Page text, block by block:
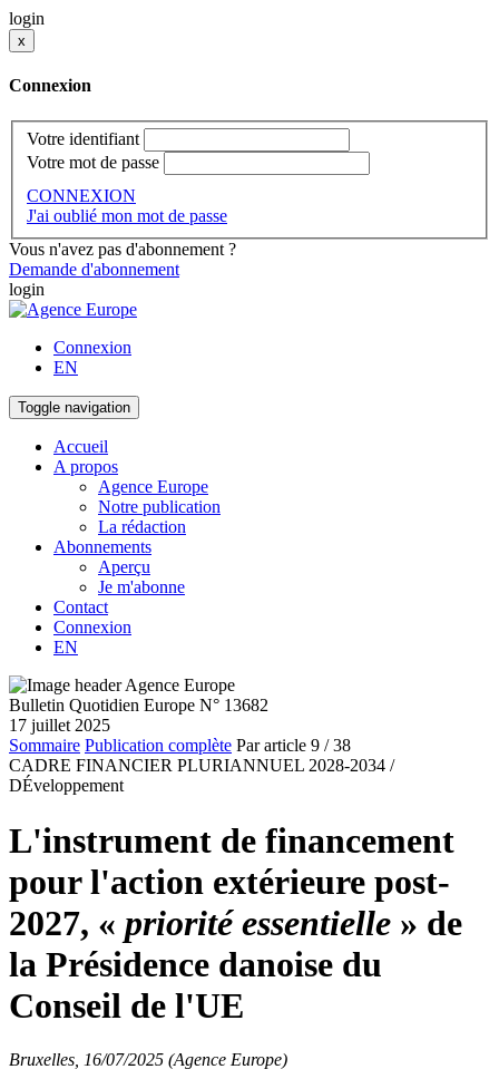
login
x
Connexion
Votre identifiant
Votre mot de passe
CONNEXION
J'ai oublié mon mot de passe
Vous n'avez pas d'abonnement ?
Demande d'abonnement
login
Connexion
EN
Toggle navigation
Accueil
A propos
Agence Europe
Notre publication
La rédaction
Abonnements
Aperçu
Je m'abonne
Contact
Connexion
EN
Bulletin Quotidien Europe N° 13682
17 juillet 2025
Sommaire Publication complète Par article 9 / 38
CADRE FINANCIER PLURIANNUEL 2028-2034 /
DÉveloppement
L'instrument de financement
pour l'action extérieure post-
2027, « priorité essentielle » de
la Présidence danoise du
Conseil de l'UE
Bruxelles, 16/07/2025 (Agence Europe)